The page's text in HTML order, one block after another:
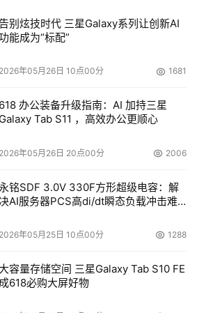
续加强，而我们全球范围内VAR数
们坚守对合作伙伴的承诺，这和我们
方针一起在未来引导EXABYTE长期
Tom Ward
样也是。尽管出现不少关于ILM和
，将数据储存到磁带上仍然是实现
告别炫技时代 三星Galaxy系列让创新AI
能成为“标配”
2026年05月26日 10点00分 1681
618 办公装备升级指南：AI 加持三星
Galaxy Tab S11 ，高效办公更顺心
2026年05月26日 20点00分 2006
铭SDF 3.0V 330F方形超级电容：解
决AI服务器PCS高di/dt瞬态负载冲击难
2026年05月25日 10点00分 1288
大容量存储空间 三星Galaxy Tab S10 FE
成618必购大屏好物